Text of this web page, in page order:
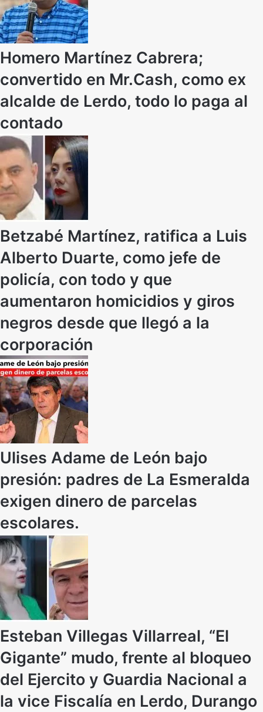
Homero Martínez Cabrera;
convertido en Mr.Cash, como ex
alcalde de Lerdo, todo lo paga al
contado
Betzabé Martínez, ratifica a Luis
Alberto Duarte, como jefe de
policía, con todo y que
aumentaron homicidios y giros
negros desde que llegó a la
corporación
Ulises Adame de León bajo
presión: padres de La Esmeralda
exigen dinero de parcelas
escolares.
Esteban Villegas Villarreal, “El
Gigante” mudo, frente al bloqueo
del Ejercito y Guardia Nacional a
la vice Fiscalía en Lerdo, Durango